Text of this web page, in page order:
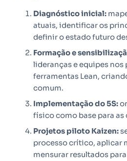
Diagnóstico inicial:
atuais, identificar os
definir o estado futuro
Formação e
lideranças e equipes
ferramentas Lean,
comum.
Implementação do 5S:
físico como base para
Projetos piloto Kaizen:
processo crítico, aplicar
mensurar resultados